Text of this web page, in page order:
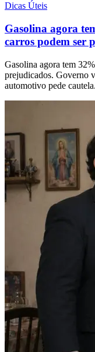
Dicas Úteis
Gasolina agora
carros podem ser
Gasolina agora tem
prejudicados. Governo
automotivo pede cautela.